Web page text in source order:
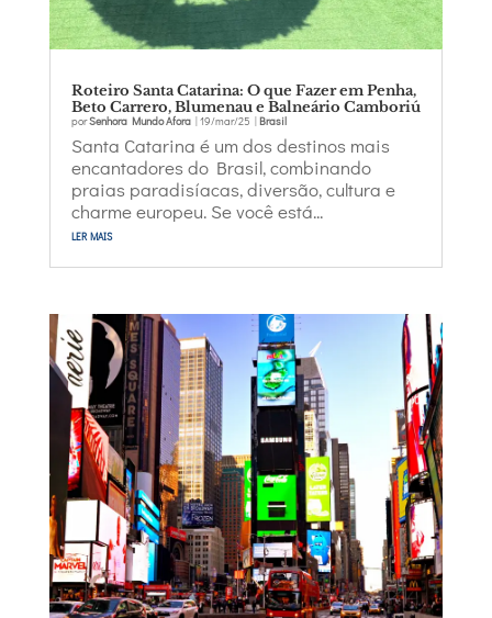
Roteiro Santa Catarina: O que Fazer em Penha,
Beto Carrero, Blumenau e Balneário Camboriú
porSenhora Mundo Afora| 19/mar/25 Brasil
Santa Catarina é um dos destinos mais
encantadores do Brasil, combinando
praias paradisíacas, diversão, cultura e
charme europeu. Se você está...
ler mais